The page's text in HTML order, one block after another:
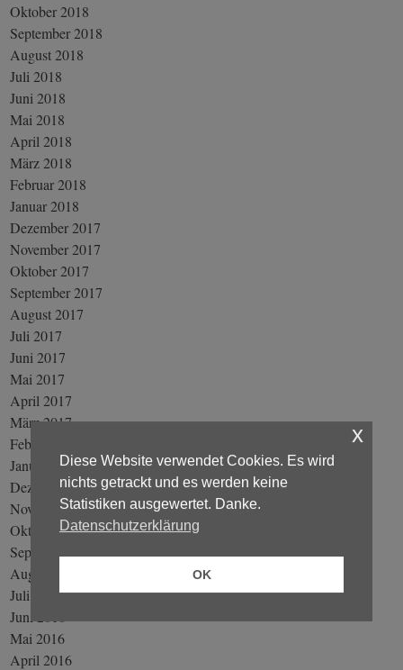
Oktober 2018
September 2018
August 2018
Juli 2018
Juni 2018
Mai 2018
April 2018
März 2018
Februar 2018
Januar 2018
Dezember 2017
November 2017
Oktober 2017
September 2017
August 2017
Juli 2017
Juni 2017
Mai 2017
April 2017
März 2017
Februar 2017
Januar 2017
Dezember 2016
November 2016
Oktober 2016
September 2016
August 2016
Juli 2016
Juni 2016
Mai 2016
April 2016
Diese Website verwendet Cookies. Es wird
nichts getrackt und es werden keine
Statistiken ausgewertet. Danke.
Datenschutzerklärung
OK
x